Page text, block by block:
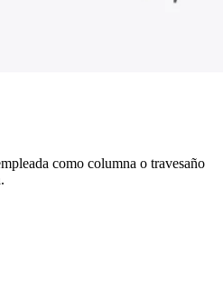
como columna o travesaño